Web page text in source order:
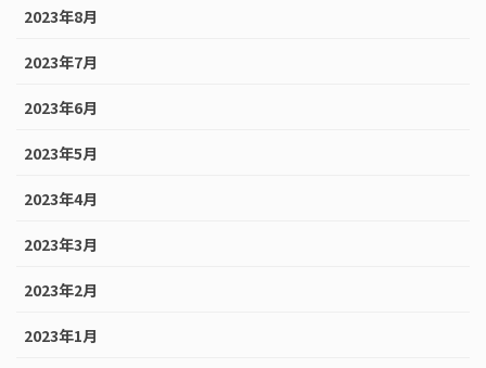
2023年8月
2023年7月
2023年6月
2023年5月
2023年4月
2023年3月
2023年2月
2023年1月